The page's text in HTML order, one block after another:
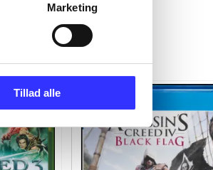
Marketing
Tillad alle